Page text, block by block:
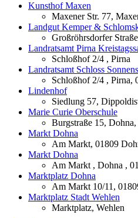
Kunsthof Maxen
Maxener Str. 77,
Landgut Kemper &
Großröhrsdorfer
Landratsamt Pirna
Schloßhof 2/4 , Pirna
Landratsamt Schloss
Schloßhof 2/4 , Pirna,
Lindenhof
Siedlung 57,
Marie Curie Oberschule
Burgstraße 15,
Markt Dohna
Am Markt, 01809
Markt Dohna
Am Markt , Dohna ,
Marktplatz Dohna
Am Markt 10/11,
Marktplatz Stadt Wehlen
Marktplatz, Wehlen